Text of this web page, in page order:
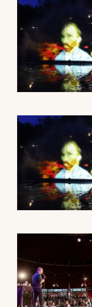
Sorties &
Newsletter
Artistes en
Actus à
Magazine